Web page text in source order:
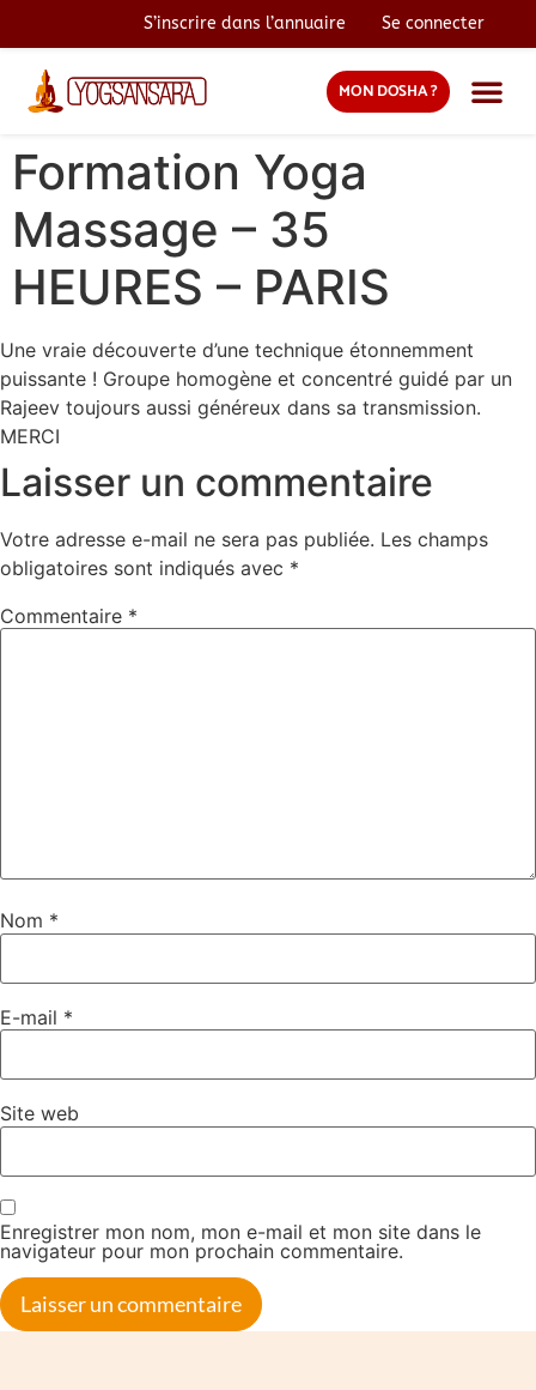
S’inscrire dans l’annuaire Se connecter
MON DOSHA ?
Formation Yoga
Massage – 35
HEURES – PARIS
Une vraie découverte d’une technique étonnemment
puissante ! Groupe homogène et concentré guidé par un
Rajeev toujours aussi généreux dans sa transmission.
MERCI
Laisser un commentaire
Votre adresse e-mail ne sera pas publiée. Les champs
obligatoires sont indiqués avec *
Commentaire *
Nom *
E-mail *
Site web
Enregistrer mon nom, mon e-mail et mon site dans le
navigateur pour mon prochain commentaire.